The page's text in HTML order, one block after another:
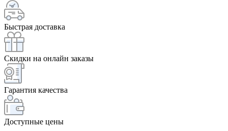
Быстрая доставка
Скидки на онлайн заказы
Гарантия качества
Доступные цены